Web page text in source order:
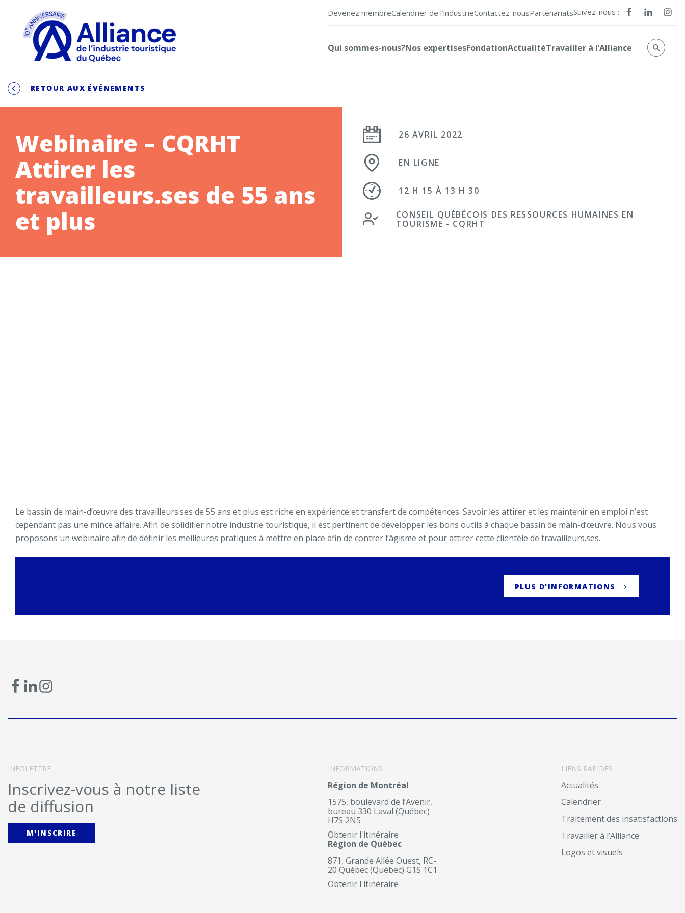
Devenez membreCalendrier de l’industrieContactez-nousPartenariatsSuivez-nous :
Qui sommes-nous?Nos expertisesFondationActualitéTravailler à l’Alliance
RETOUR AUX ÉVÉNEMENTS
Webinaire – CQRHT
Attirer les
travailleurs.ses de 55 ans
et plus
26 AVRIL 2022
EN LIGNE
12 H 15 À 13 H 30
CONSEIL QUÉBÉCOIS DES RESSOURCES HUMAINES EN
TOURISME - CQRHT
Le bassin de main-d’œuvre des travailleurs.ses de 55 ans et plus est riche en expérience et transfert de compétences. Savoir les attirer et les maintenir en emploi n’est
cependant pas une mince affaire. Afin de solidifier notre industrie touristique, il est pertinent de développer les bons outils à chaque bassin de main-d’œuvre. Nous vous
proposons un webinaire afin de définir les meilleures pratiques à mettre en place afin de contrer l’âgisme et pour attirer cette clientèle de travailleurs.ses.
PLUS D'INFORMATIONS
INFOLETTRE
Inscrivez-vous à notre liste
de diffusion
M'INSCRIRE
INFORMATIONS
Région de Montréal
1575, boulevard de l’Avenir,
bureau 330 Laval (Québec)
H7S 2N5
Obtenir l'itinéraire
Région de Québec
871, Grande Allée Ouest, RC-
20 Québec (Québec) G1S 1C1
Obtenir l'itinéraire
LIENS RAPIDES
Actualités
Calendrier
Traitement des insatisfactions
Travailler à l’Alliance
Logos et visuels